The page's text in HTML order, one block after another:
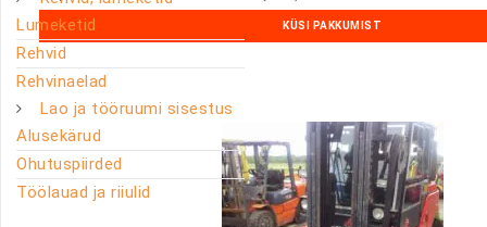
Lumeketid
Rehvid
Rehvinaelad
Lao ja tööruumi sisestus
Alusekärud
Ohutuspiirded
Töölauad ja riiulid
KÜSI PAKKUMIST